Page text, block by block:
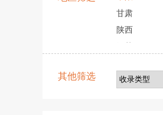
甘肃
陕西
其他筛选